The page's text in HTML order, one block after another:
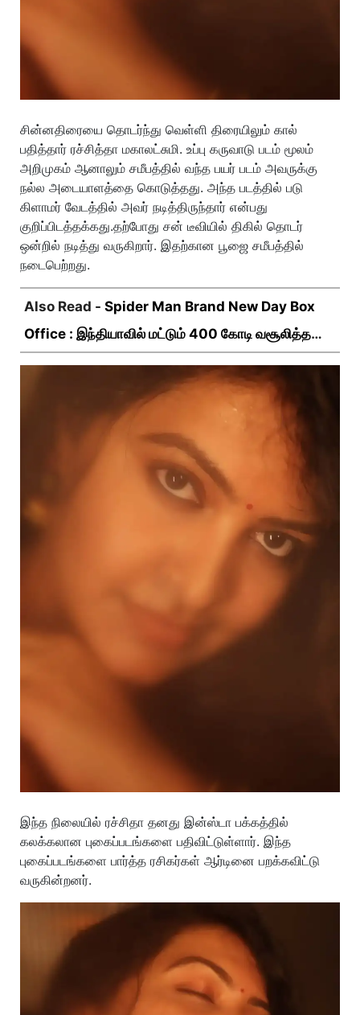
சின்னதிரையை தொடர்ந்து வெள்ளி திரையிலும் கால்
பதித்தார் ரச்சித்தா மகாலட்சுமி. உப்பு கருவாடு படம் மூலம்
அறிமுகம் ஆனாலும் சமீபத்தில் வந்த பயர் படம் அவருக்கு
நல்ல அடையாளத்தை கொடுத்தது. அந்த படத்தில் படு
கிளாமர் வேடத்தில் அவர் நடித்திருந்தார் என்பது
குறிப்பிடத்தக்கது.தற்போது சன் டீவியில் திகில் தொடர்
ஒன்றில் நடித்து வருகிறார். இதற்கான பூஜை சமீபத்தில்
நடைபெற்றது.
Also Read - Spider Man Brand New Day Box
Office : இந்தியாவில் மட்டும் 400 கோடி வசூலித்ததா
இந்த நிலையில் ரச்சிதா தனது இன்ஸ்டா பக்கத்தில்
கலக்கலான புகைப்படங்களை பதிவிட்டுள்ளார். இந்த
புகைப்படங்களை பார்த்த ரசிகர்கள் ஆர்டினை பறக்கவிட்டு
வருகின்றனர்.